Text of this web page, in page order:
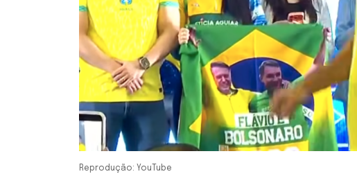
Reprodução: YouTube